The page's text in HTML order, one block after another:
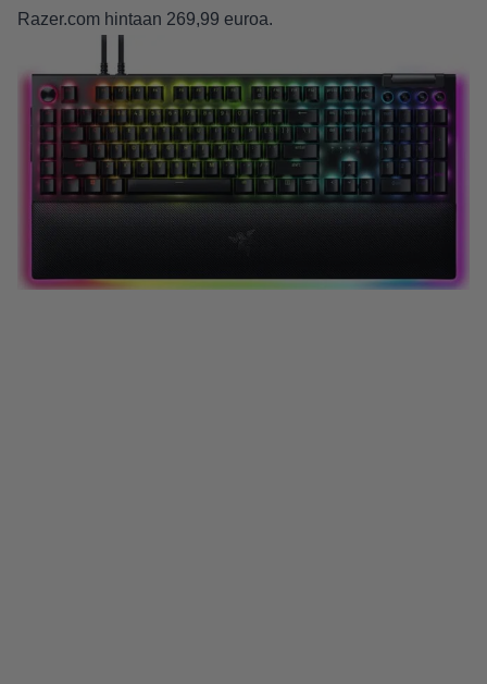
Razer.com hintaan 269,99 euroa.